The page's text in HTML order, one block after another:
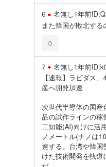
6 名無し1年前
また韓国が敗北する
0
7 名無し1年前
【速報】ラピダス
産へ開発加速
次世代半導体の国
品の試作ラインの稼
工知能(AI)向けに活
ノメートル(ナノは
速する。台湾や韓国
けた技術開発を軌